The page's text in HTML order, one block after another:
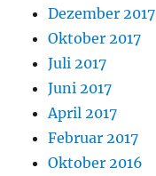
Dezember 2017
Oktober 2017
Juli 2017
Juni 2017
April 2017
Februar 2017
Oktober 2016